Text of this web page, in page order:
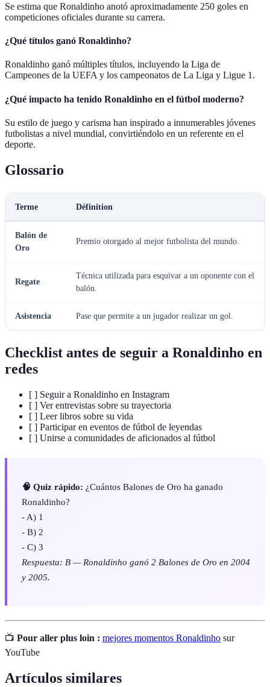
Se estima que Ronaldinho anotó aproximadamente 250 goles en
competiciones oficiales durante su carrera.
¿Qué títulos ganó Ronaldinho?
Ronaldinho ganó múltiples títulos, incluyendo la Liga de
Campeones de la UEFA y los campeonatos de La Liga y Ligue 1.
¿Qué impacto ha tenido Ronaldinho en el fútbol moderno?
Su estilo de juego y carisma han inspirado a innumerables jóvenes
futbolistas a nivel mundial, convirtiéndolo en un referente en el
deporte.
Glossario
Terme Définition
Balón de
Oro
Premio otorgado al mejor futbolista del mundo.
Regate
Técnica utilizada para esquivar a un oponente con el
balón.
Asistencia Pase que permite a un jugador realizar un gol.
Checklist antes de seguir a Ronaldinho en
redes
[ ] Seguir a Ronaldinho en Instagram
[ ] Ver entrevistas sobre su trayectoria
[ ] Leer libros sobre su vida
[ ] Participar en eventos de fútbol de leyendas
[ ] Unirse a comunidades de aficionados al fútbol
🧠 Quiz rápido: ¿Cuántos Balones de Oro ha ganado
Ronaldinho?
- A) 1
- B) 2
- C) 3
Respuesta: B — Ronaldinho ganó 2 Balones de Oro en 2004
y 2005.
📺 Pour aller plus loin : mejores momentos Ronaldinho sur
YouTube
Artículos similares